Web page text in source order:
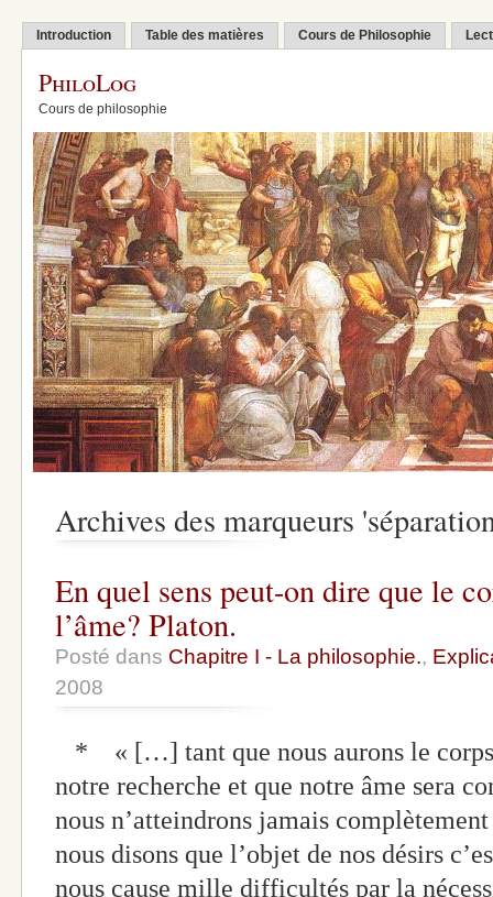
Introduction Table des matières Cours de Philosophie
PhiloLog
Cours de philosophie
Archives des marqueurs
En quel sens peut-on dire que le
l’âme? Platon.
Posté dans Chapitre I - La philosophie.,
2008
* « […] tant que nous aurons le corps
notre recherche et que notre âme sera
nous n’atteindrons jamais
nous disons que l’objet de nos désirs
nous cause mille difficultés par la